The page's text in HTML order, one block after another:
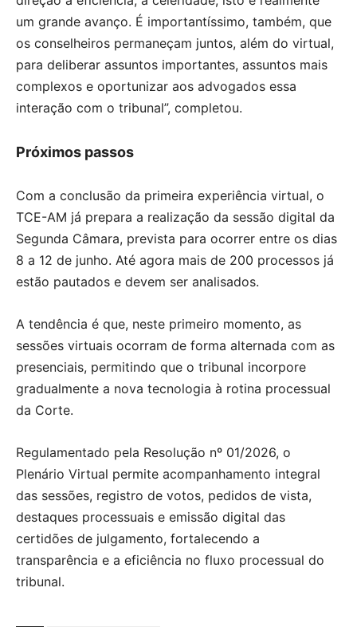
um grande avanço. É importantíssimo, também, que
os conselheiros permaneçam juntos, além do virtual,
para deliberar assuntos importantes, assuntos mais
complexos e oportunizar aos advogados essa
interação com o tribunal”, completou.
Próximos passos
Com a conclusão da primeira experiência virtual, o
TCE-AM já prepara a realização da sessão digital da
Segunda Câmara, prevista para ocorrer entre os dias
8 a 12 de junho. Até agora mais de 200 processos já
estão pautados e devem ser analisados.
A tendência é que, neste primeiro momento, as
sessões virtuais ocorram de forma alternada com as
presenciais, permitindo que o tribunal incorpore
gradualmente a nova tecnologia à rotina processual
da Corte.
Regulamentado pela Resolução nº 01/2026, o
Plenário Virtual permite acompanhamento integral
das sessões, registro de votos, pedidos de vista,
destaques processuais e emissão digital das
certidões de julgamento, fortalecendo a
transparência e a eficiência no fluxo processual do
tribunal.